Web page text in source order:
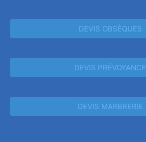
DEVIS OBSÈQUES
DEVIS PRÉVOYANCE
DEVIS MARBRERIE